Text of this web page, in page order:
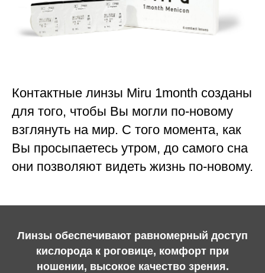
Контактные линзы Miru 1month созданы
для того, чтобы Вы могли по-новому
взглянуть на мир. С того момента, как
Вы просыпаетесь утром, до самого сна
они позволяют видеть жизнь по-новому.
Линзы обеспечивают равномерный доступ
кислорода к роговице, комфорт при
ношении, высокое качество зрения.